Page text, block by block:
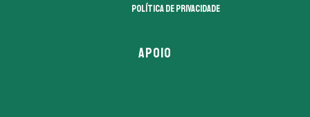
Política de Privacidade
APOIO